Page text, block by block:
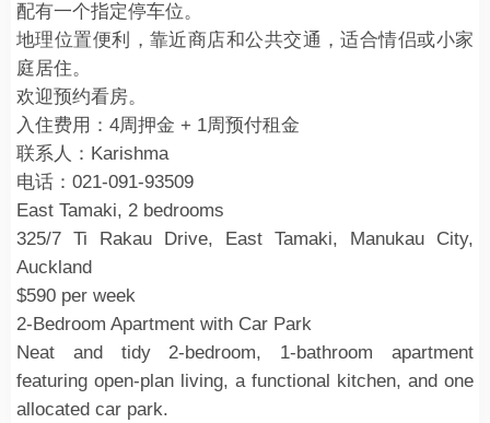
配有一个指定停车位。
地理位置便利，靠近商店和公共交通，适合情侣或小家
庭居住。
欢迎预约看房。
入住费用：4周押金 + 1周预付租金
联系人：Karishma
电话：021-091-93509
East Tamaki, 2 bedrooms
325/7 Ti Rakau Drive, East Tamaki, Manukau City,
Auckland
$590 per week
2-Bedroom Apartment with Car Park
Neat and tidy 2-bedroom, 1-bathroom apartment
featuring open-plan living, a functional kitchen, and one
allocated car park.